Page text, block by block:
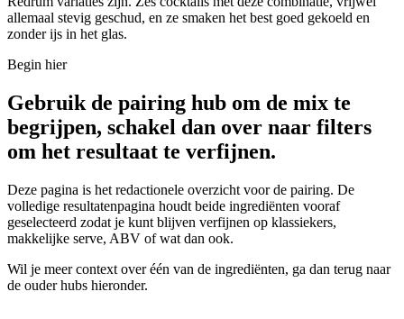
allemaal stevig geschud, en ze smaken het best goed gekoeld en
zonder ijs in het glas.
Begin hier
Gebruik de pairing hub om de mix te
begrijpen, schakel dan over naar filters
om het resultaat te verfijnen.
Deze pagina is het redactionele overzicht voor de pairing. De
volledige resultatenpagina houdt beide ingrediënten vooraf
geselecteerd zodat je kunt blijven verfijnen op klassiekers,
makkelijke serve, ABV of wat dan ook.
Wil je meer context over één van de ingrediënten, ga dan terug naar
de ouder hubs hieronder.